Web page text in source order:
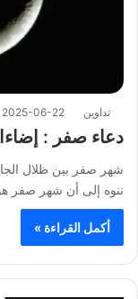
تداوين 2025-06-22
دعاء صفر :
شهر صفر بين ظلال
ننوه إلى أن شهر صفر
أكمل القراءة »